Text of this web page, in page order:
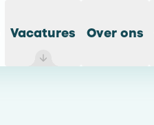
Vacatures Over ons